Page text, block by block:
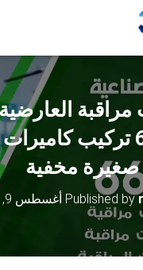
66428585 تركيب
صغيرة مخفية
Published by أغسطس 9, 2021